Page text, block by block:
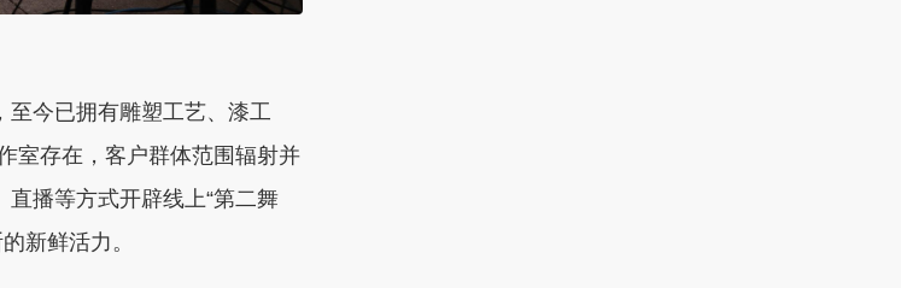
今已拥有雕塑工艺、漆工
室存在，客户群体范围辐射并
播等方式开辟线上“第二舞
新鲜活力。